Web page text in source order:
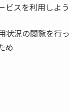
スを利用しよ
状況の閲覧を行
め